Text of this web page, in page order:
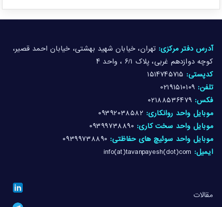
مقالات
آدرس دفتر مرکزی: تهران، خیابان شهید بهشتی، خیابان احمد قصیر،
کوچه دوازدهم غربی، پلاک ۶/۱ ، واحد ۴
کدپستی: ۱۵۱۴۷۴۵۷۱۵
تلفن: ۰۲۱۹۱۵۱۰۱۰۹
فکس: ۰۲۱۸۸۵۳۶۴۷۹
موبایل واحد روانکاری: ۰۹۳۹۲۰۳۸۵۸۲
موبایل واحد سخت کاری: ۰۹۳۹۹۷۳۸۸۹۰
موبایل واحد سوئیچ های حفاظتی: ۰۹۳۹۹۷۳۸۸۹۰
ایمیل: info(at)tavanpayesh(dot)com